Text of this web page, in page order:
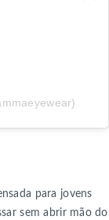
para jovens
sem abrir mão do